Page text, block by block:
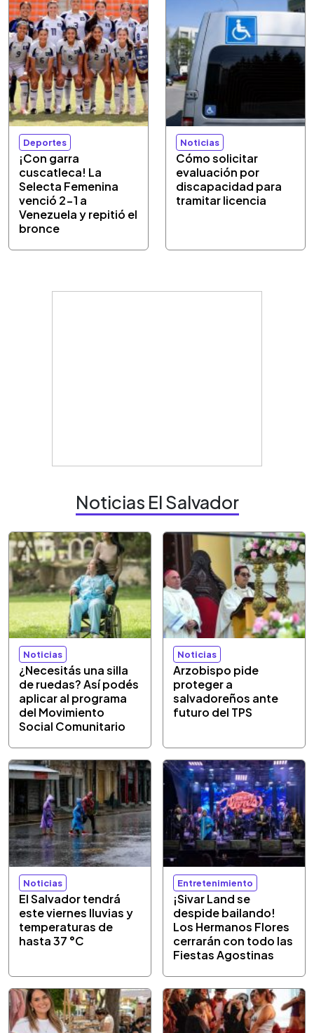
Deportes
¡Con garra
cuscatleca! La
Selecta Femenina
venció 2-1 a
Venezuela y repitió el
bronce
Noticias
Cómo solicitar
evaluación por
discapacidad para
tramitar licencia
Noticias El Salvador
Noticias
¿Necesitás una silla
de ruedas? Así podés
aplicar al programa
del Movimiento
Social Comunitario
Noticias
Arzobispo pide
proteger a
salvadoreños ante
futuro del TPS
Noticias
El Salvador tendrá
este viernes lluvias y
temperaturas de
hasta 37 °C
Entretenimiento
¡Sivar Land se
despide bailando!
Los Hermanos Flores
cerrarán con todo las
Fiestas Agostinas